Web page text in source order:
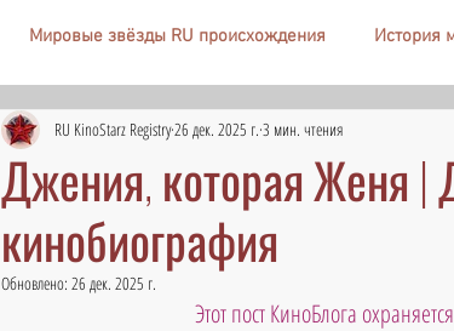
Мировые звёзды RU происхождения История
Джения, которая Женя |
кинобиография
RU KinoStarz Registry26 дек. 2025 г. 3 мин. чтения
Обновлено: 26 дек. 2025 г.
Этот пост КиноБлога